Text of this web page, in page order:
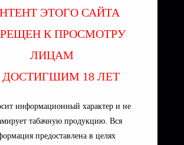
ЭТОГО САЙТА
К ПРОСМОТРУ
ЛИЦАМ
ДОСТИГШИМ 18 ЛЕТ
информационный характер и не
табачную продукцию. Вся
предоставлена в целях